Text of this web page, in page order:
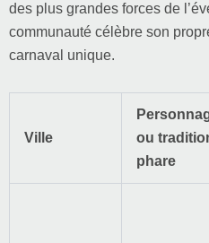
des plus grandes forces de
communauté célèbre son
carnaval unique.
Ville
ou
phare